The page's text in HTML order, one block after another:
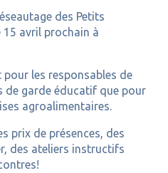
des Petits
15 avril prochain à
les responsables de
de garde éducatif que pour
agroalimentaires.
prix de présences, des
des ateliers instructifs